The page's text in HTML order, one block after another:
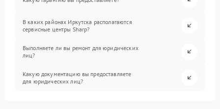
В каких районах Иркутска располагаются
сервисные центры Sharp?
Выполняете ли вы ремонт для юридических
лиц?
Какую документацию вы предоставляете
для юридических лиц?